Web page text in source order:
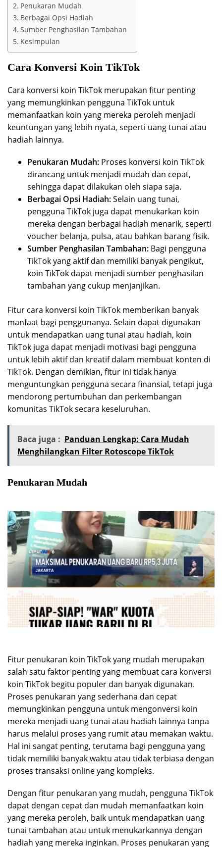
Penukaran Mudah
Berbagai Opsi Hadiah
Sumber Penghasilan Tambahan
Kesimpulan
Cara Konversi Koin TikTok
Cara konversi koin TikTok merupakan fitur penting
yang memungkinkan pengguna TikTok untuk
memanfaatkan koin yang mereka peroleh menjadi
keuntungan yang lebih nyata, seperti uang tunai atau
hadiah lainnya.
Penukaran Mudah: Proses konversi koin TikTok
dirancang untuk menjadi mudah dan cepat,
sehingga dapat dilakukan oleh siapa saja.
Berbagai Opsi Hadiah:Selain uang tunai,
pengguna TikTok juga dapat menukarkan koin
mereka dengan berbagai hadiah menarik, seperti
voucher belanja, pulsa, atau bahkan barang fisik.
Sumber Penghasilan Tambahan: Bagi pengguna
TikTok yang aktif dan memiliki banyak pengikut,
koin TikTok dapat menjadi sumber penghasilan
tambahan yang cukup menjanjikan.
Fitur cara konversi koin TikTok memberikan banyak
manfaat bagi penggunanya. Selain dapat digunakan
untuk mendapatkan uang tunai atau hadiah, koin
TikTok juga dapat menjadi motivasi bagi pengguna
untuk lebih aktif dan kreatif dalam membuat konten di
TikTok. Dengan demikian, fitur ini tidak hanya
menguntungkan pengguna secara finansial, tetapi juga
mendorong pertumbuhan dan perkembangan
komunitas TikTok secara keseluruhan.
Baca juga : Panduan Lengkap: Cara Mudah
Menghilangkan Filter Rotoscope TikTok
Penukaran Mudah
Fitur penukaran koin TikTok yang mudah merupakan
salah satu faktor penting yang membuat cara konversi
koin TikTok begitu populer dan banyak digunakan.
Proses penukaran yang sederhana dan cepat
memungkinkan pengguna untuk mengonversi koin
mereka menjadi uang tunai atau hadiah lainnya tanpa
harus melalui proses yang rumit atau memakan waktu.
Hal ini sangat penting, terutama bagi pengguna yang
tidak memiliki banyak waktu atau tidak terbiasa dengan
proses transaksi online yang kompleks.
Dengan fitur penukaran yang mudah, pengguna TikTok
dapat dengan cepat dan mudah memanfaatkan koin
yang mereka peroleh, baik untuk mendapatkan uang
tunai tambahan atau untuk menukarkannya dengan
hadiah yang mereka inginkan. Proses penukaran yang